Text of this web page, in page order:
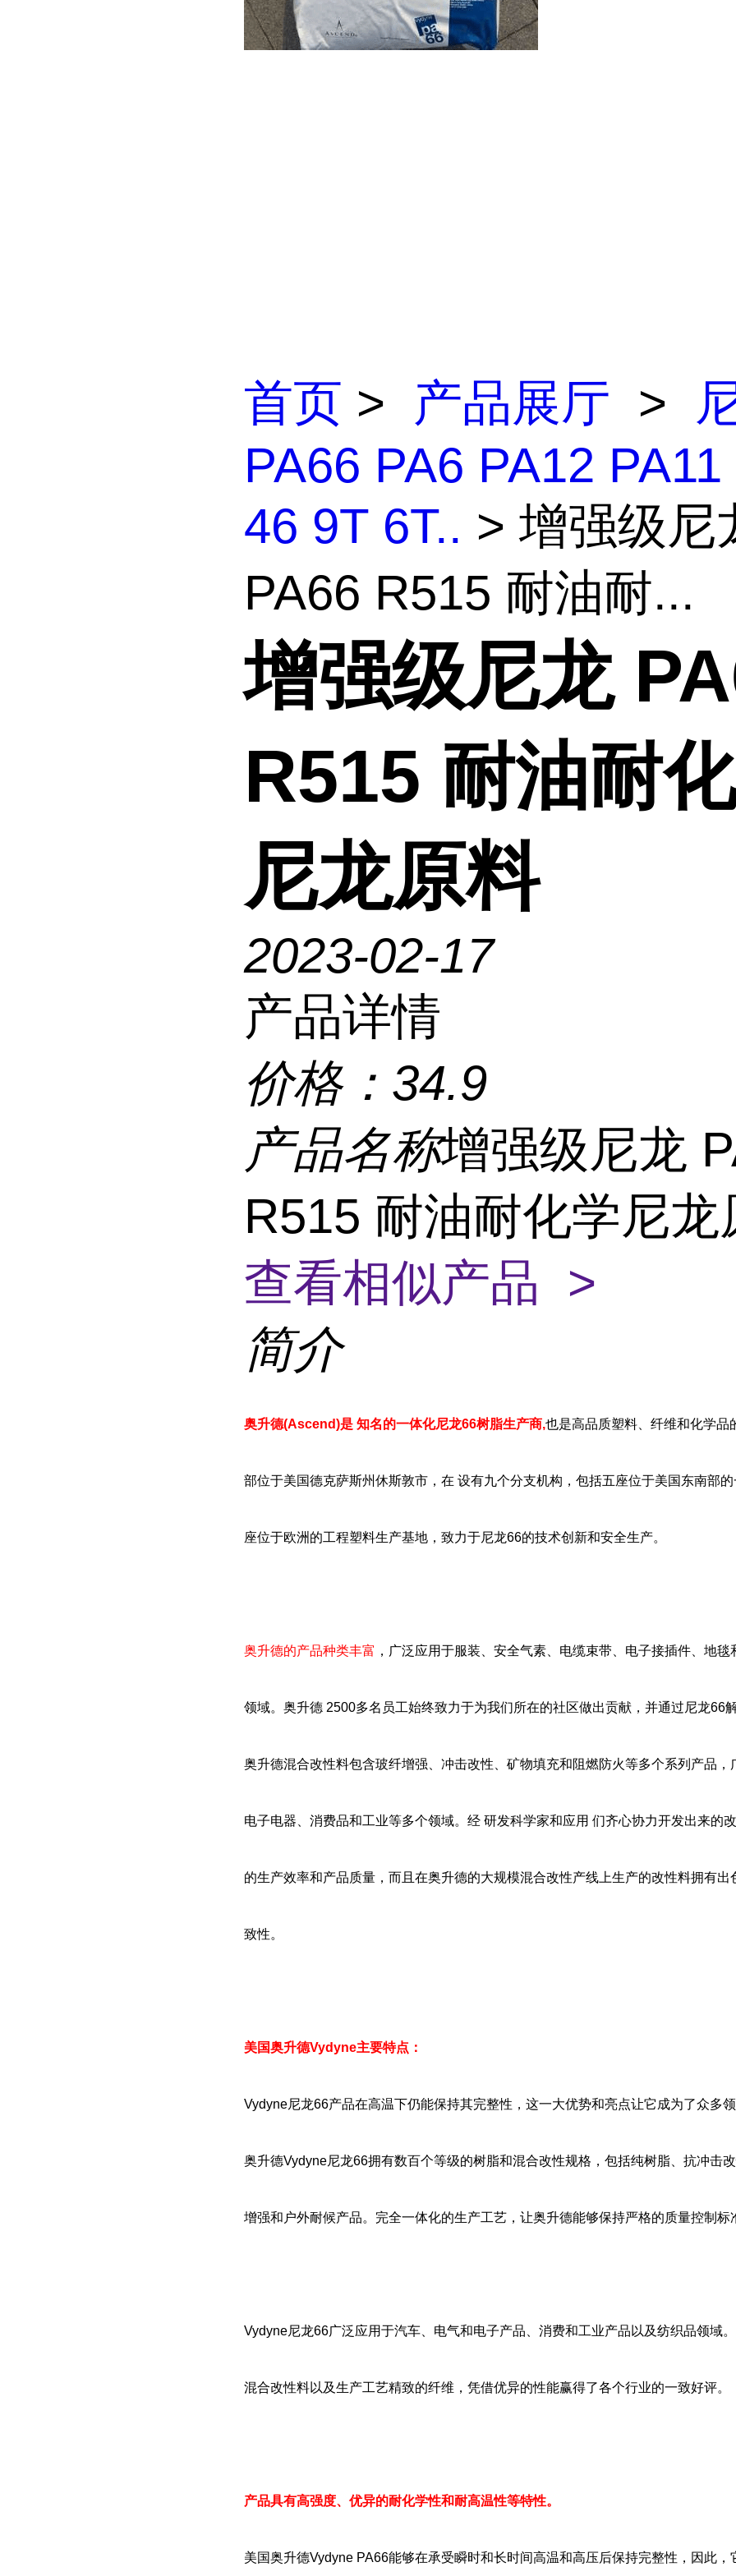
首页 > 产品展厅 >
PA66 PA6 PA12
46 9T 6T.. > 增强级尼
PA66 R515 耐油耐...
增强级尼龙
R515 耐油耐
尼龙原料
2023-02-17
产品详情
价格： 34.9
产品名称增强级尼龙
R515 耐油耐化学尼龙
查看相似产品 >
简介
奥升德(Ascend)是 知名的一体化尼龙66树脂生产商,也是高品质塑料、纤维和化学品
部位于美国德克萨斯州休斯敦市，在 设有九个分支机构，包括五座位于美国东南部
座位于欧洲的工程塑料生产基地，致力于尼龙66的技术创新和安全生产。
奥升德的产品种类丰富 ，广泛应用于服装、安全气素、电缆束带、电子接插件、地
领域。奥升德 2500多名员工始终致力于为我们所在的社区做出贡献，并通过尼龙66
奥升德混合改性料包含玻纤增强、冲击改性、矿物填充和阻燃防火等多个系列产品，
电子电器、消费品和工业等多个领域。经 研发科学家和应用 们齐心协力开发出来的
的生产效率和产品质量，而且在奥升德的大规模混合改性产线上生产的改性料拥有出
致性。
美国奥升德Vydyne主要特点：
Vydyne尼龙66产品在高温下仍能保持其完整性，这一大优势和亮点让它成为了众多
奥升德Vydyne尼龙66拥有数百个等级的树脂和混合改性规格，包括纯树脂、抗冲击
增强和户外耐候产品。完全一体化的生产工艺，让奥升德能够保持严格的质量控制标
Vydyne尼龙66广泛应用于汽车、电气和电子产品、消费和工业产品以及纺织品领域
混合改性料以及生产工艺精致的纤维，凭借优异的性能赢得了各个行业的一致好评。
产品具有高强度、优异的耐化学性和耐高温性等特性。
美国奥升德Vydyne PA66能够在承受瞬时和长时间高温和高压后保持完整性，因此，